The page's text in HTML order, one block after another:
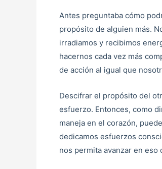
Antes preguntaba cómo
propósito de alguien más.
irradiamos y recibimos
hacernos cada vez más
de acción al igual que
Descifrar el propósito del
esfuerzo. Entonces, como
maneja en el corazón,
dedicamos esfuerzos
nos permita avanzar en